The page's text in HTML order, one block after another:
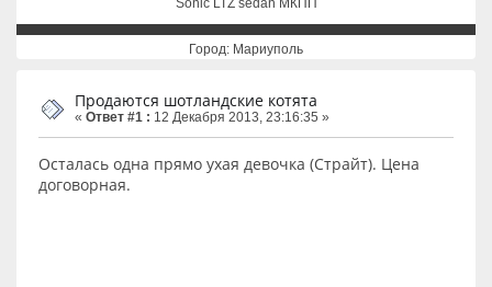
Sonic LTZ sedan МКПП
Город: Мариуполь
Продаются шотландские котята
« Ответ #1 : 12 Декабря 2013, 23:16:35 »
Осталась одна прямо ухая девочка (Страйт). Цена
договорная.